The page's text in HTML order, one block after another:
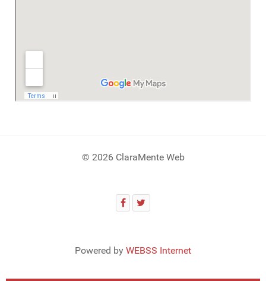
© 2026 ClaraMente Web
Powered by WEBSS Internet